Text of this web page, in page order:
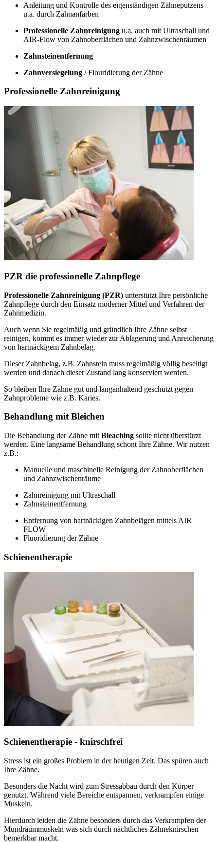
Anleitung und Kontrolle des eigenständigen Zähneputzens
u.a. durch Zahnanfärben
Professionelle Zahnreinigung u.a. auch mit Ultraschall und
AIR-Flow von Zahnoberflächen und Zahnzwischenräumen
Zahnsteinentfernung
Zahnversiegelung / Flouridierung der Zähne
Professionelle Zahnreinigung
PZR die professionelle Zahnpflege
Professionelle Zahnreinigung (PZR) unterstützt Ihre persönliche
Zahnpflege durch den Einsatz moderner Mittel und Verfahren der
Zahnmedizin.
Auch wenn Sie regelmäßig und gründlich Ihre Zähne selbst
reinigen, kommt es immer wieder zur Ablagerung und Anreicherung
von hartnäckigem Zahnbelag.
Dieser Zahnbelag, z.B. Zahnstein muss regelmäßig völlig beseitigt
werden und danach dieser Zustand lang konserviert werden.
So bleiben Ihre Zähne gut und langanhaltend geschützt gegen
Zahnprobleme wie z.B. Karies.
Behandlung mit Bleichen
Die Behandlung der Zähne mit Bleaching sollte nicht überstürzt
werden. Eine langsame Behandlung schont Ihre Zähne. Wir nutzen
z.B.:
Manuelle und maschinelle Reinigung der Zahnoberflächen
und Zahnzwischenräume
Zahnreinigung mit Ultraschall
Zahnsteinentfernung
Entfernung von hartnäckigen Zahnbelägen mittels AIR
FLOW
Fluoridierung der Zähne
Schienentherapie
Schienentherapie - knirschfrei
Stress ist ein großes Problem in der heutigen Zeit. Das spüren auch
Ihre Zähne.
Besonders die Nacht wird zum Stressabbau durch den Körper
genutzt. Während viele Bereiche entspannen, verkrampfen einige
Muskeln.
Hierdurch leiden die Zähne besonders durch das Verkrampfen der
Mundraummuskeln was sich durch nächtliches Zähneknirschen
bemerkbar macht.